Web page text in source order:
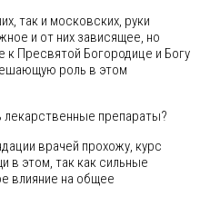
так и московских, руки
и от них зависящее, но
Пресвятой Богородице и Богу
роль в этом
препараты?
врачей прохожу, курс
в этом, так как сильные
влияние на общее